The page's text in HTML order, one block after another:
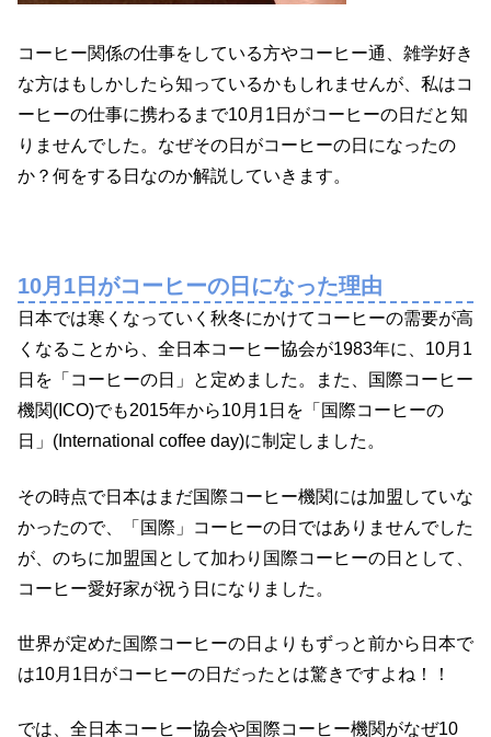
コーヒー関係の仕事をしている方やコーヒー通、雑学好き
な方はもしかしたら知っているかもしれませんが、私はコ
ーヒーの仕事に携わるまで10月1日がコーヒーの日だと知
りませんでした。なぜその日がコーヒーの日になったの
か？何をする日なのか解説していきます。
10月1日がコーヒーの日になった理由
日本では寒くなっていく秋冬にかけてコーヒーの需要が高
くなることから、全日本コーヒー協会が1983年に、10月1
日を「コーヒーの日」と定めました。また、国際コーヒー
機関(ICO)でも2015年から10月1日を「国際コーヒーの
日」(International coffee day)に制定しました。
その時点で日本はまだ国際コーヒー機関には加盟していな
かったので、「国際」コーヒーの日ではありませんでした
が、のちに加盟国として加わり国際コーヒーの日として、
コーヒー愛好家が祝う日になりました。
世界が定めた国際コーヒーの日よりもずっと前から日本で
は10月1日がコーヒーの日だったとは驚きですよね！！
では、全日本コーヒー協会や国際コーヒー機関がなぜ10